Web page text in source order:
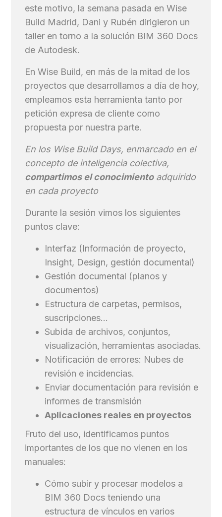
este motivo, la semana pasada en Wise
Build Madrid, Dani y Rubén dirigieron un
taller en torno a la solución BIM 360 Docs
de Autodesk.
En Wise Build, en más de la mitad de los
proyectos que desarrollamos a día de hoy,
empleamos esta herramienta tanto por
petición expresa de cliente como
propuesta por nuestra parte.
En los Wise Build Days, enmarcado en el
concepto de inteligencia colectiva,
compartimos el conocimientoadquirido
en cada proyecto
Durante la sesión vimos los siguientes
puntos clave:
Interfaz (Información de proyecto,
Insight, Design, gestión documental)
Gestión documental (planos y
documentos)
Estructura de carpetas, permisos,
suscripciones…
Subida de archivos, conjuntos,
visualización, herramientas asociadas.
Notificación de errores: Nubes de
revisión e incidencias.
Enviar documentación para revisión e
informes de transmisión
Aplicaciones reales en proyectos
Fruto del uso, identificamos puntos
importantes de los que no vienen en los
manuales:
Cómo subir y procesar modelos a
BIM 360 Docs teniendo una
estructura de vínculos en varios